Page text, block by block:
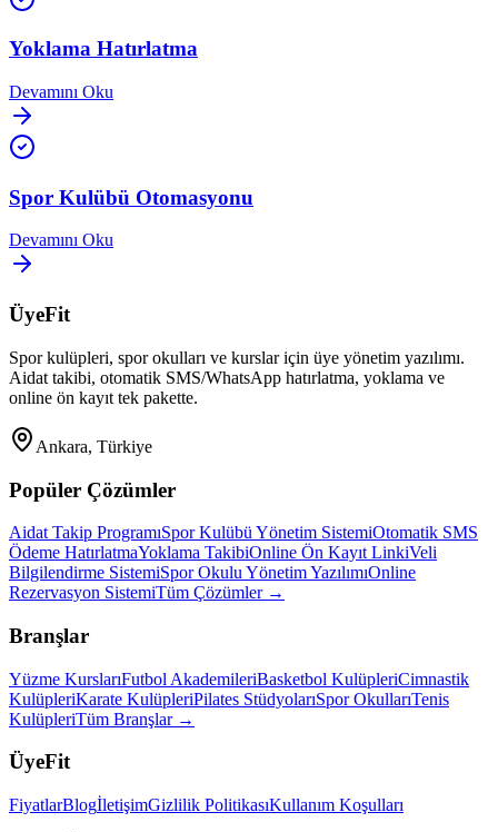
Yoklama Hatırlatma
Devamını Oku
Spor Kulübü Otomasyonu
Devamını Oku
ÜyeFit
Spor kulüpleri, spor okulları ve kurslar için üye yönetim yazılımı.
Aidat takibi, otomatik SMS/WhatsApp hatırlatma, yoklama ve
online ön kayıt tek pakette.
Ankara, Türkiye
Popüler Çözümler
Aidat Takip ProgramıSpor Kulübü Yönetim SistemiOtomatik SMS
Ödeme HatırlatmaYoklama TakibiOnline Ön Kayıt LinkiVeli
Bilgilendirme SistemiSpor Okulu Yönetim YazılımıOnline
Rezervasyon SistemiTüm Çözümler →
Branşlar
Yüzme KurslarıFutbol AkademileriBasketbol KulüpleriCimnastik
KulüpleriKarate KulüpleriPilates StüdyolarıSpor OkullarıTenis
KulüpleriTüm Branşlar →
ÜyeFit
FiyatlarBlogİletişimGizlilik PolitikasıKullanım Koşulları